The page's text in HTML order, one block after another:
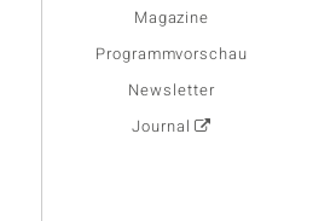
Magazine
Programmvorschau
Newsletter
Journal